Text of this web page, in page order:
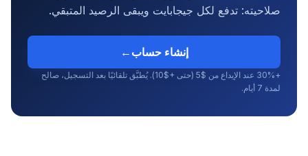
صلاحيته: تدفع لكل جيجابايت ويبقى الرصيد المتبقي.
إنشاء حساب ←
+30% عند الإيداع من $5 (حتى +$10). يُطبَّق تلقائيًا بعد التسجيل، صالح
لمدة 7 أيام.